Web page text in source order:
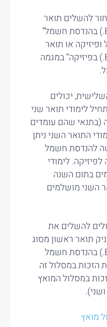
להשלים תואר
“מוסמך למדעים (BS.c.) בהנדסת חשמל”
או תואר
“מוסמך למדעים (BS.c.) בפיזיקה” במגמה
יכולים
לימודי תואר שני
שהם עומדים
התואר השני ניתן
להנדסת חשמל
לימודי
בתום השנה
השני מושלמים
להשלים את
תואר ראשון מסוג
“מוסמך למדעים (BS.c.) בהנדסת חשמל
הזכות במסלול זה
במסלול המואץ
מואץ